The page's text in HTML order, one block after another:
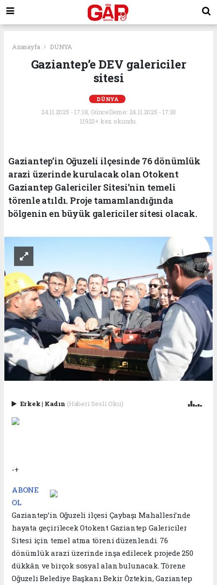
Anasayfa DÜNYA
Gaziantep’e DEV galericiler
sitesi
DÜNYA
24.11.2025 - 17:18, Güncelleme: 24.11.2025 - 17:18
11923+ kez okundu.
Gaziantep’in Oğuzeli ilçesinde 76 dönümlük
arazi üzerinde kurulacak olan Otokent
Gaziantep Galericiler Sitesi’nin temeli
törenle atıldı. Proje tamamlandığında
bölgenin en büyük galericiler sitesi olacak.
Erkek| Kadın (Haberi Sesli Oku)
-+
ABONE
OL
Gaziantep’in Oğuzeli ilçesi Çaybaşı Mahallesi’nde
hayata geçirilecek Otokent Gaziantep Galericiler
Sitesi için temel atma töreni düzenlendi. 76
dönümlük arazi üzerinde inşa edilecek projede 250
dükkân ve birçok sosyal alan bulunacak. Törene
Oğuzeli Belediye Başkanı Bekir Öztekin, Gaziantep